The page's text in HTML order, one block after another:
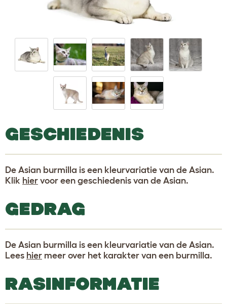
GESCHIEDENIS
De Asian burmilla is een kleurvariatie van de Asian.
Klik hier voor een geschiedenis van de Asian.
GEDRAG
De Asian burmilla is een kleurvariatie van de Asian.
Lees hier meer over het karakter van een burmilla.
RASINFORMATIE